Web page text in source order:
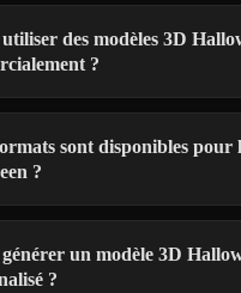
des modèles 3D
?
sont disponibles pour
?
un modèle 3D
?